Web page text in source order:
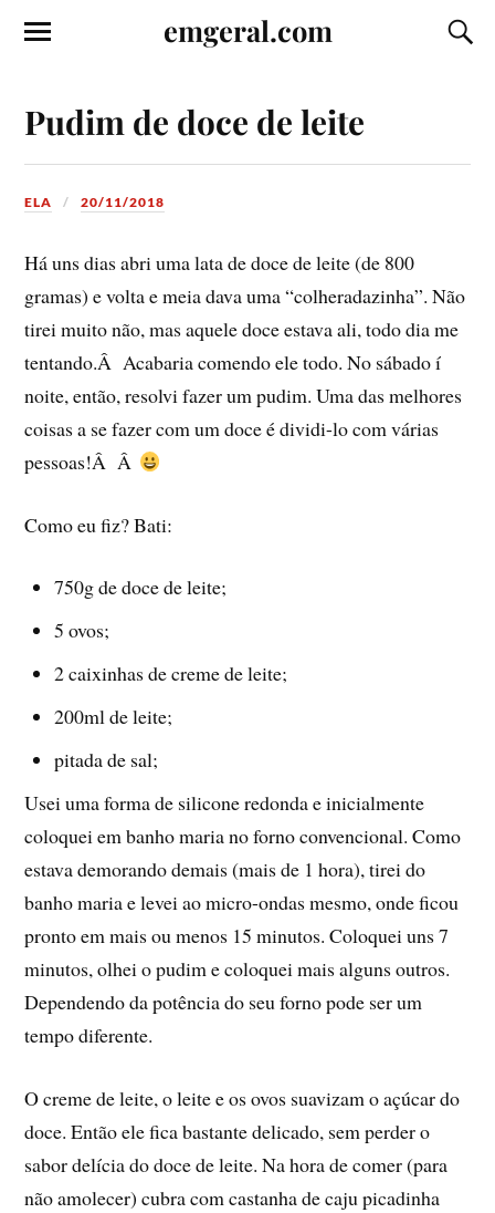
emgeral.com
Pudim de doce de leite
ELA 20/11/2018
Há uns dias abri uma lata de doce de leite (de 800
gramas) e volta e meia dava uma “colheradazinha”. Não
tirei muito não, mas aquele doce estava ali, todo dia me
tentando.Â Acabaria comendo ele todo. No sábado í
noite, então, resolvi fazer um pudim. Uma das melhores
coisas a se fazer com um doce é dividi-lo com várias
pessoas!Â Â
Como eu fiz? Bati:
750g de doce de leite;
5 ovos;
2 caixinhas de creme de leite;
200ml de leite;
pitada de sal;
Usei uma forma de silicone redonda e inicialmente
coloquei em banho maria no forno convencional. Como
estava demorando demais (mais de 1 hora), tirei do
banho maria e levei ao micro-ondas mesmo, onde ficou
pronto em mais ou menos 15 minutos. Coloquei uns 7
minutos, olhei o pudim e coloquei mais alguns outros.
Dependendo da potência do seu forno pode ser um
tempo diferente.
O creme de leite, o leite e os ovos suavizam o açúcar do
doce. Então ele fica bastante delicado, sem perder o
sabor delí­cia do doce de leite. Na hora de comer (para
não amolecer) cubra com castanha de caju picadinha